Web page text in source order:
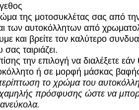
της μοτοσυκλέτας σας από
των αυτοκόλλητων από
και βρείτε τον καλύτερο
ταιριάζει.
την επιλογή να διαλέξετε εάν
ή σε μορφή μάσκας
το χρώμα του
πρόσφυσης ώστε να